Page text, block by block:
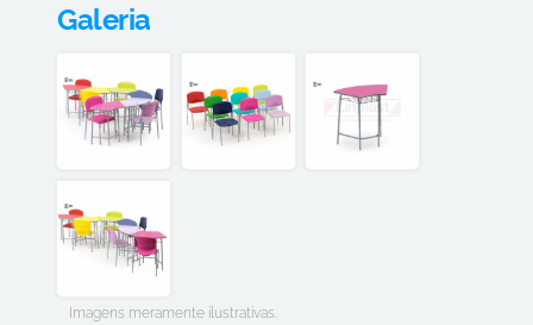
Galeria
Imagens meramente ilustrativas.